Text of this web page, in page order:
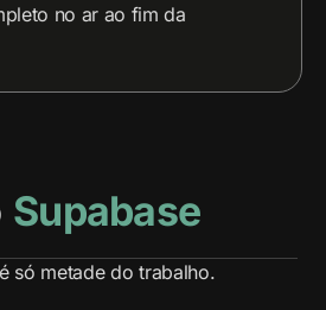
no ar ao fim da
Supabase
só metade do trabalho.